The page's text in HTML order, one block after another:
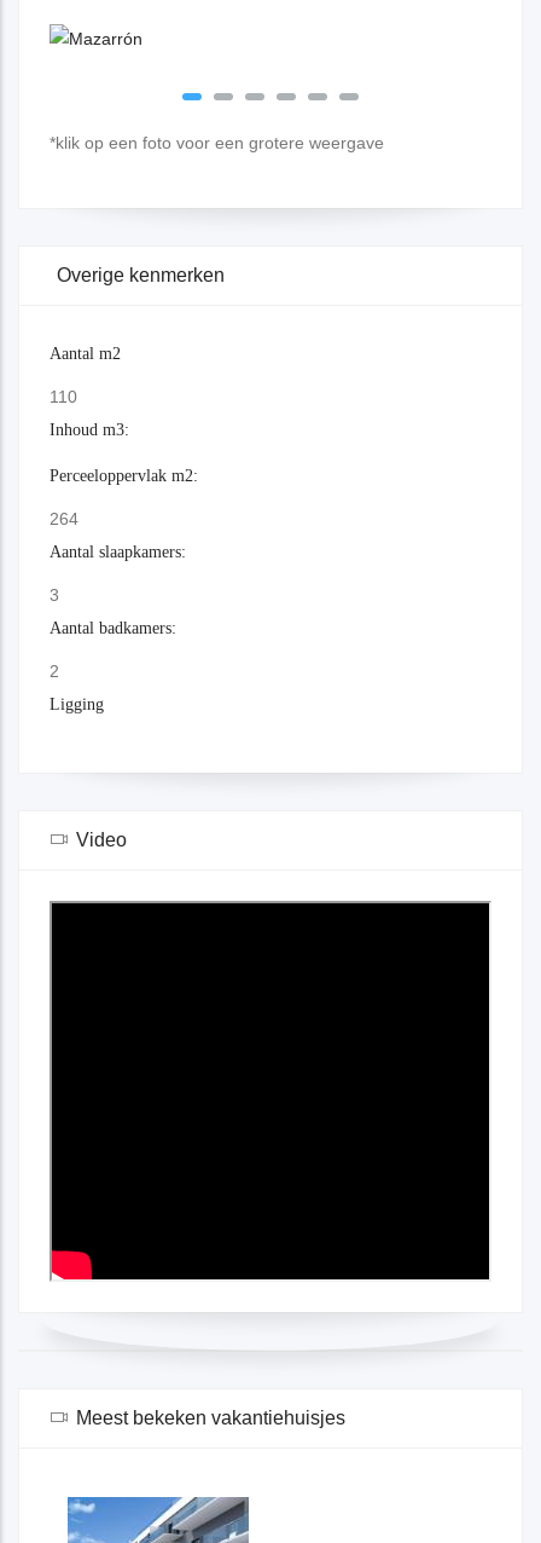
*klik op een foto voor een grotere weergave
Overige kenmerken
Aantal m2
110
Inhoud m3:
Perceeloppervlak m2:
264
Aantal slaapkamers:
3
Aantal badkamers:
2
Ligging
Video
Meest bekeken vakantiehuisjes